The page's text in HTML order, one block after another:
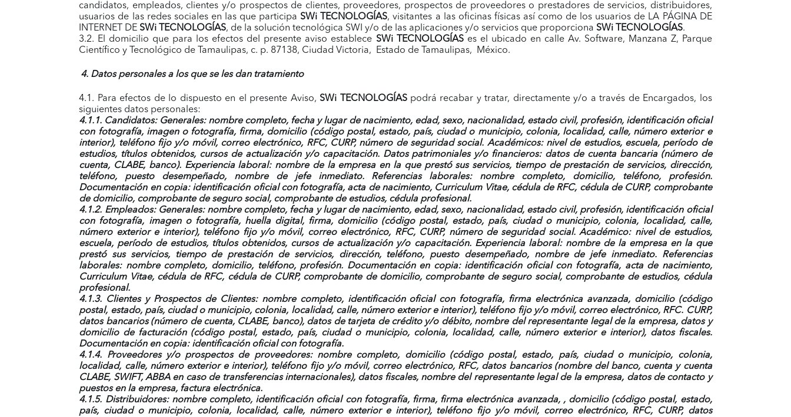
candidatos, empleados, clientes y/o prospectos de clientes, proveedores, prospectos de proveedores o prestadores de servicios, distribuidores,
usuarios de las redes sociales en las que participa SWi TECNOLOGÍAS, visitantes a las oficinas físicas así como de los usuarios de LA PÁGINA DE
INTERNET DE SWi TECNOLOGÍAS, de la solución tecnológica SWI y/o de las aplicaciones y/o servicios que proporciona SWi TECNOLOGÍAS.
3.2. El domicilio que para los efectos del presente aviso establece SWi TECNOLOGÍASes el ubicado en calle Av. Software, Manzana Z, Parque
Científico y Tecnológico de Tamaulipas, c. p. 87138, Ciudad Victoria, Estado de Tamaulipas, México.
4. Datos personales a los que se les dan tratamiento
4.1. Para efectos de lo dispuesto en el presente Aviso, SWi TECNOLOGÍASpodrá recabar y tratar, directamente y/o a través de Encargados, los
siguientes datos personales:
4.1.1. Candidatos: Generales: nombre completo, fecha y lugar de nacimiento, edad, sexo, nacionalidad, estado civil, profesión, identificación oficial
con fotografía, imagen o fotografía, firma, domicilio (código postal, estado, país, ciudad o municipio, colonia, localidad, calle, número exterior e
interior), teléfono fijo y/o móvil, correo electrónico, RFC, CURP, número de seguridad social. Académicos: nivel de estudios, escuela, período de
estudios, títulos obtenidos, cursos de actualización y/o capacitación. Datos patrimoniales y/o financieros: datos de cuenta bancaria (número de
cuenta, CLABE, banco). Experiencia laboral: nombre de la empresa en la que prestó sus servicios, tiempo de prestación de servicios, dirección,
teléfono, puesto desempeñado, nombre de jefe inmediato. Referencias laborales: nombre completo, domicilio, teléfono, profesión.
Documentación en copia: identificación oficial con fotografía, acta de nacimiento, Curriculum Vitae, cédula de RFC, cédula de CURP, comprobante
de domicilio, comprobante de seguro social, comprobante de estudios, cédula profesional.
4.1.2. Empleados: Generales: nombre completo, fecha y lugar de nacimiento, edad, sexo, nacionalidad, estado civil, profesión, identificación oficial
con fotografía, imagen o fotografía, huella digital, firma, domicilio (código postal, estado, país, ciudad o municipio, colonia, localidad, calle,
número exterior e interior), teléfono fijo y/o móvil, correo electrónico, RFC, CURP, número de seguridad social. Académico: nivel de estudios,
escuela, período de estudios, títulos obtenidos, cursos de actualización y/o capacitación. Experiencia laboral: nombre de la empresa en la que
prestó sus servicios, tiempo de prestación de servicios, dirección, teléfono, puesto desempeñado, nombre de jefe inmediato. Referencias
laborales: nombre completo, domicilio, teléfono, profesión. Documentación en copia: identificación oficial con fotografía, acta de nacimiento,
Curriculum Vitae, cédula de RFC, cédula de CURP, comprobante de domicilio, comprobante de seguro social, comprobante de estudios, cédula
profesional.
4.1.3. Clientes y Prospectos de Clientes:nombre completo, identificación oficial con fotografía, firma electrónica avanzada, domicilio (código
postal, estado, país, ciudad o municipio, colonia, localidad, calle, número exterior e interior), teléfono fijo y/o móvil, correo electrónico, RFC. CURP,
datos bancarios (número de cuenta, CLABE, banco), datos de tarjeta de crédito y/o débito, nombre del representante legal de la empresa, datos y
domicilio de facturación (código postal, estado, país, ciudad o municipio, colonia, localidad, calle, número exterior e interior), datos fiscales.
Documentación en copia: identificación oficial con fotografía.
4.1.4. Proveedores y/o prospectos de proveedores: nombre completo, domicilio (código postal, estado, país, ciudad o municipio, colonia,
localidad, calle, número exterior e interior), teléfono fijo y/o móvil, correo electrónico, RFC, datos bancarios (nombre del banco, cuenta y cuenta
CLABE, SWIFT, ABBA en caso de transferencias internacionales), datos fiscales, nombre del representante legal de la empresa, datos de contacto y
puestos en la empresa, factura electrónica.
4.1.5. Distribuidores: nombre completo, identificación oficial con fotografía, firma, firma electrónica avanzada, , domicilio (código postal, estado,
país, ciudad o municipio, colonia, localidad, calle, número exterior e interior), teléfono fijo y/o móvil, correo electrónico, RFC, CURP, datos